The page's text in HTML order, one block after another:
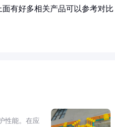
有好多相关产品可以参考对比
性能。在应